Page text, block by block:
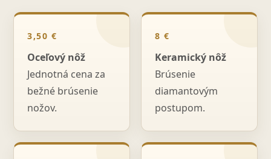
3,50 €
Oceľový nôž
Jednotná cena za
bežné brúsenie
nožov.
8 €
Keramický nôž
Brúsenie
diamantovým
postupom.